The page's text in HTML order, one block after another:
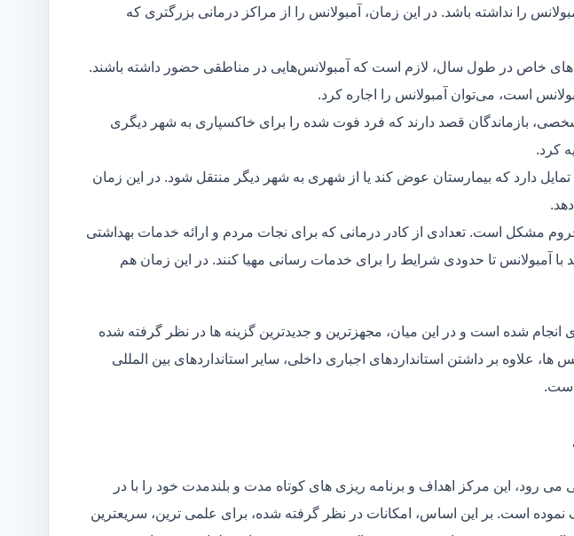
را نداشته باشد. در این زمان، آمبولانس را از مراکز درمانی بزرگتری که
خاص در طول سال، لازم است که آمبولانس‌هایی در مناطقی حضور داشته باشند.
است، می‌توان آمبولانس را اجاره کرد.
بازماندگان قصد دارند که فرد فوت شده را برای خاکسپاری به شهر دیگری
کرد.
دارد که بیمارستان عوض کند یا از شهری به شهر دیگر منتقل شود. در این زمان
مشکل است. تعدادی از کادر درمانی که برای نجات مردم و ارائه خدمات بهداشتی
با آمبولانس تا حدودی شرایط را برای خدمات رسانی مهیا کنند. در این زمان هم
انجام شده است و در این میان، مجهزترین و جدیدترین گزینه ها در نظر گرفته شده
ها، علاوه بر داشتن استانداردهای اجباری داخلی، سایر استانداردهای بین المللی
است.
رود، این مرکز اهداف و برنامه ریزی های کوتاه مدت و بلندمدت خود را با در
نموده است. بر این اساس، امکانات در نظر گرفته شده، برای علمی ترین، سریعترین